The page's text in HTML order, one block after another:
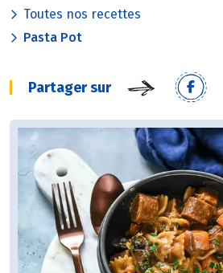
Toutes nos recettes
Pasta Pot
Partager sur